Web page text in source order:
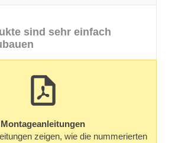
sind sehr einfach
Montageanleitungen
zeigen, wie die nummerierten